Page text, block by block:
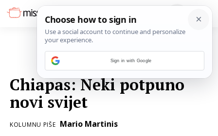
Chiapas: Neki potpuno
novi svijet
KOLUMNU PIŠE Mario Martinis
Sign in with Google